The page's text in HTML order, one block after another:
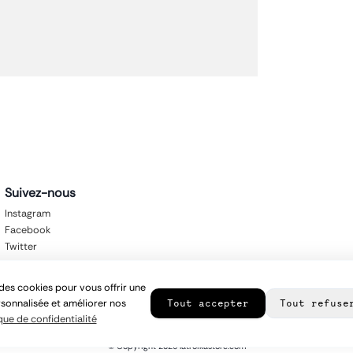
Suivez-nous
Instagram
Facebook
Twitter
© Copyright 2026 latroikastore.com
cookies pour vous offrir une
et améliorer nos
de confidentialité
Tout accepter Tout